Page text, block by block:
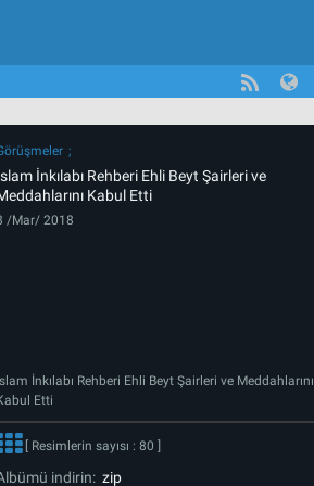
İnkılabı Rehberi Ehli Beyt Şairleri ve
Kabul Etti
/Mar/ 2018
İnkılabı Rehberi Ehli Beyt Şairleri ve Meddahlarını
Etti
[ Resimlerin sayısı : 80 ]
indirin: zip